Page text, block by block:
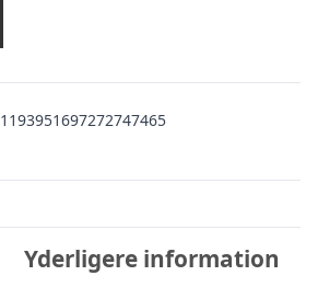
1193951697272747465
Yderligere information